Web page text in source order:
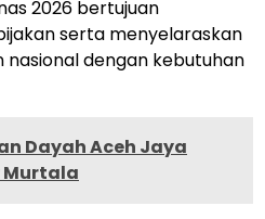
2026 bertujuan
serta menyelaraskan
dengan kebutuhan
Dayah Aceh Jaya
Murtala